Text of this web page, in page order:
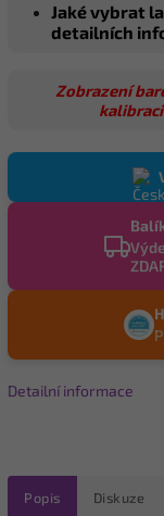
Jaké vybrat
detailních
Zobrazení
Detailní informace
Popis Diskuze